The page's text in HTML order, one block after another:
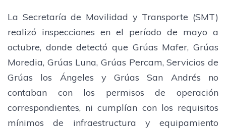
La Secretaría de Movilidad y Transporte (SMT)
realizó inspecciones en el período de mayo a
octubre, donde detectó que Grúas Mafer, Grúas
Moredia, Grúas Luna, Grúas Percam, Servicios de
Grúas los Ángeles y Grúas San Andrés no
contaban con los permisos de operación
correspondientes, ni cumplían con los requisitos
mínimos de infraestructura y equipamiento